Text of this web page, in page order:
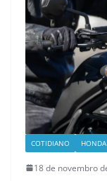
COTIDIANO HONDA
18 de novembro